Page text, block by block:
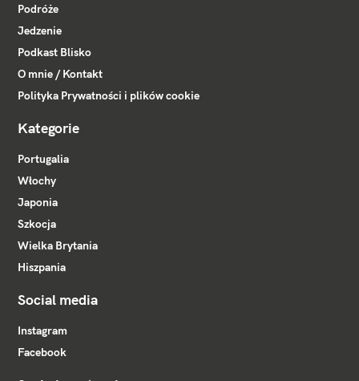
Podróże
Jedzenie
Podkast Blisko
O mnie / Kontakt
Polityka Prywatności i plików cookie
Kategorie
Portugalia
Włochy
Japonia
Szkocja
Wielka Brytania
Hiszpania
Social media
Instagram
Facebook